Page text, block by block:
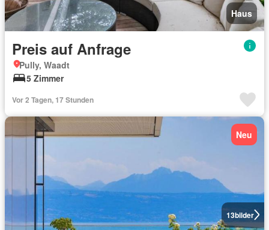
Haus
Preis auf Anfrage
Pully, Waadt
5 Zimmer
Vor 2 Tagen, 17 Stunden
13bilder
Neu